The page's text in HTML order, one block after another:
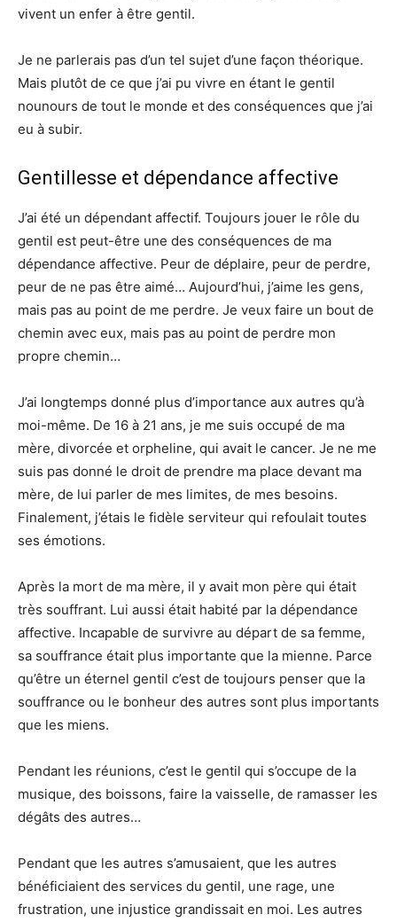
vivent un enfer à être gentil.
Je ne parlerais pas d’un tel sujet d’une façon théorique.
Mais plutôt de ce que j’ai pu vivre en étant le gentil
nounours de tout le monde et des conséquences que j’ai
eu à subir.
Gentillesse et dépendance affective
J’ai été un dépendant affectif. Toujours jouer le rôle du
gentil est peut-être une des conséquences de ma
dépendance affective. Peur de déplaire, peur de perdre,
peur de ne pas être aimé… Aujourd’hui, j’aime les gens,
mais pas au point de me perdre. Je veux faire un bout de
chemin avec eux, mais pas au point de perdre mon
propre chemin…
J’ai longtemps donné plus d’importance aux autres qu’à
moi-même. De 16 à 21 ans, je me suis occupé de ma
mère, divorcée et orpheline, qui avait le cancer. Je ne me
suis pas donné le droit de prendre ma place devant ma
mère, de lui parler de mes limites, de mes besoins.
Finalement, j’étais le fidèle serviteur qui refoulait toutes
ses émotions.
Après la mort de ma mère, il y avait mon père qui était
très souffrant. Lui aussi était habité par la dépendance
affective. Incapable de survivre au départ de sa femme,
sa souffrance était plus importante que la mienne. Parce
qu’être un éternel gentil c’est de toujours penser que la
souffrance ou le bonheur des autres sont plus importants
que les miens.
Pendant les réunions, c’est le gentil qui s’occupe de la
musique, des boissons, faire la vaisselle, de ramasser les
dégâts des autres…
Pendant que les autres s’amusaient, que les autres
bénéficiaient des services du gentil, une rage, une
frustration, une injustice grandissait en moi. Les autres